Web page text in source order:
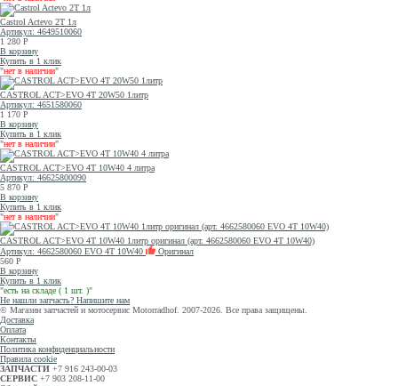
Castrol Actevo 2T 1л
Артикул: 4649510060
1 280 Р
В корзину
Купить в 1 клик
"нет в наличии"
CASTROL ACT>EVO 4T 20W50 1литр
Артикул: 4651580060
1 170 Р
В корзину
Купить в 1 клик
"нет в наличии"
CASTROL ACT>EVO 4T 10W40 4 литра
Артикул: 46625800090
5 870 Р
В корзину
Купить в 1 клик
"нет в наличии"
CASTROL ACT>EVO 4T 10W40 1литр оригинал (арт. 4662580060 EVO 4T 10W40)
Артикул: 4662580060 EVO 4T 10W40
Оригинал
560 Р
В корзину
Купить в 1 клик
"есть на складе ( 1 шт. )"
Не нашли запчасть? Напишите нам
© Магазин запчастей и мотосервис Motorradhof. 2007-2026. Все права защищены.
Доставка
Оплата
Контакты
Политика конфиденциальности
Правила cookie
ЗАПЧАСТИ +7 916 243-00-03
СЕРВИС +7 903 208-11-00